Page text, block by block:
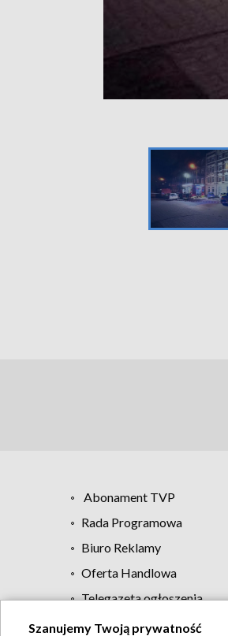
Abonament TVP
Rada Programowa
Biuro Reklamy
Oferta Handlowa
Telegazeta ogłoszenia
Szanujemy Twoją prywatność